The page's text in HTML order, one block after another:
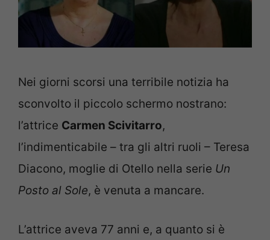
Nei giorni scorsi una terribile notizia ha
sconvolto il piccolo schermo nostrano:
l’attrice Carmen Scivitarro,
l’indimenticabile – tra gli altri ruoli – Teresa
Diacono, moglie di Otello nella serie Un
Posto al Sole, è venuta a mancare.
L’attrice aveva 77 anni e, a quanto si è